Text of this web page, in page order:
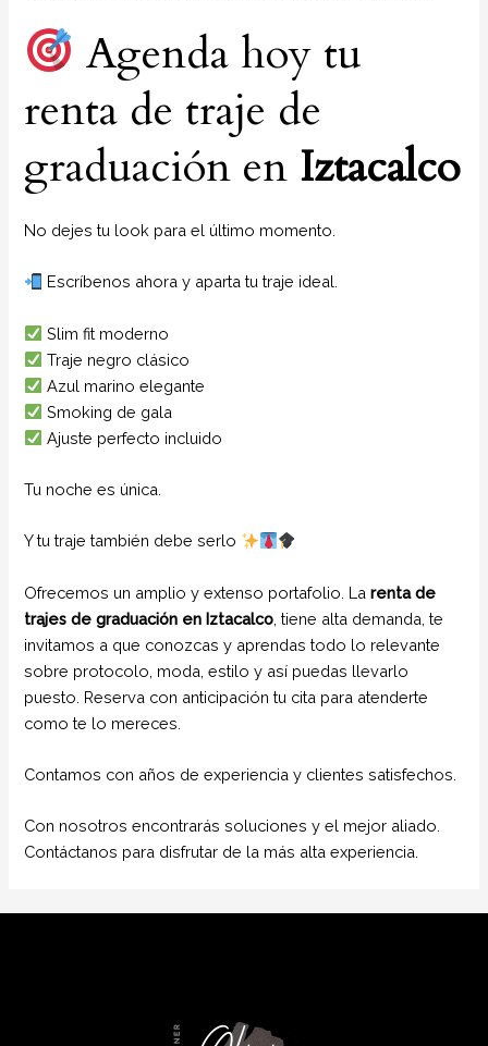
Agenda hoy tu
renta de traje de
graduación en Iztacalco
No dejes tu look para el último momento.
Escríbenos ahora y aparta tu traje ideal.
Slim fit moderno
Traje negro clásico
Azul marino elegante
Smoking de gala
Ajuste perfecto incluido
Tu noche es única.
Y tu traje también debe serlo
Ofrecemos un amplio y extenso portafolio. Larenta de
trajes de graduación en Iztacalco , tiene alta demanda, te
invitamos a que conozcas y aprendas todo lo relevante
sobre protocolo, moda, estilo y así puedas llevarlo
puesto. Reserva con anticipación tu cita para atenderte
como te lo mereces.
Contamos con años de experiencia y clientes satisfechos.
Con nosotros encontrarás soluciones y el mejor aliado.
Contáctanos para disfrutar de la más alta experiencia.